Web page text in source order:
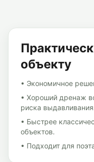
объекту
• Экономичное
• Хороший дренаж
риска
• Быстрее
объектов.
• Подходит для